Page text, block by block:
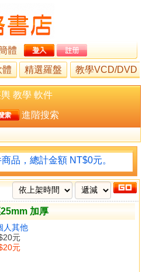
體
體 精選羅盤 教學VCD/DVD
教學 軟件
進階搜索
品，總計金額 NT$0元。
加厚
人其他
元
元